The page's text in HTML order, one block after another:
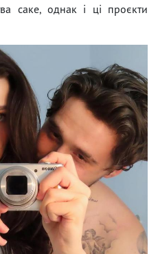
саке, однак і ці проєкти